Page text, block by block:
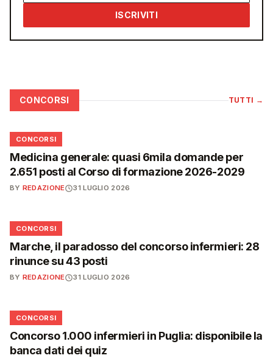
ISCRIVITI
CONCORSI TUTTI →
📋
CONCORSI
Medicina generale: quasi 6mila domande per
2.651 posti al Corso di formazione 2026-2029
BY REDAZIONE 31 LUGLIO 2026
📋
CONCORSI
Marche, il paradosso del concorso infermieri: 28
rinunce su 43 posti
BY REDAZIONE 31 LUGLIO 2026
📋
CONCORSI
Concorso 1.000 infermieri in Puglia: disponibile la
banca dati dei quiz